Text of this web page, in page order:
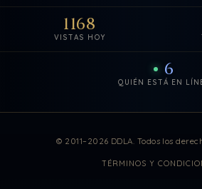
VISTAS HOY
1168
QUIÉN ESTÁ EN
6
© 2011–2026 DDLA. Todos los
TÉRMINOS Y